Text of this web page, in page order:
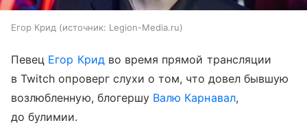
Егор Крид источник: Legion-Media.ru
Певец Егор Кридво время прямой трансляции
в Twitch опроверг слухи о том, что довел бывшую
возлюбленную, блогершу Валю Карнавал,
до булимии.